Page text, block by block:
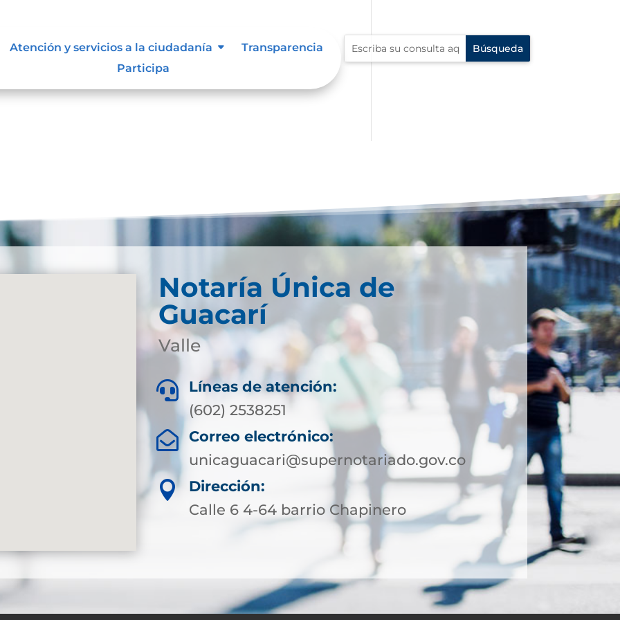
Atención y servicios a la ciudadanía
Transparencia
Participa
Notaría Única de
Guacarí
Valle

Líneas de atención:
(602) 2538251

Correo electrónico:
unicaguacari@supernotariado.gov.co

Dirección:
Calle 6 4-64 barrio Chapinero